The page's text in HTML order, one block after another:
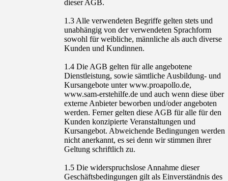
dieser AGB.
1.3 Alle verwendeten Begriffe gelten stets und
unabhängig von der verwendeten Sprachform
sowohl für weibliche, männliche als auch diverse
Kunden und Kundinnen.
1.4 Die AGB gelten für alle angebotene
Dienstleistung, sowie sämtliche Ausbildung- und
Kursangebote unter www.proapollo.de,
www.sam-erstehilfe.de und auch wenn diese über
externe Anbieter beworben und/oder angeboten
werden. Ferner gelten diese AGB für alle für den
Kunden konzipierte Veranstaltungen und
Kursangebot. Abweichende Bedingungen werden
nicht anerkannt, es sei denn wir stimmen ihrer
Geltung schriftlich zu.
1.5 Die widerspruchslose Annahme dieser
Geschäftsbedingungen gilt als Einverständnis des